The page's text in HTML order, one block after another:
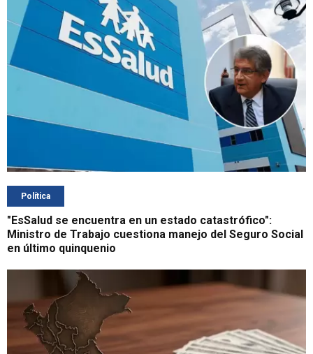
Política
"EsSalud se encuentra en un estado catastrófico":
Ministro de Trabajo cuestiona manejo del Seguro Social
en último quinquenio